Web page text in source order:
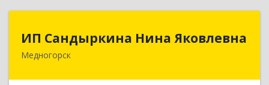
ИП Сандыркина Нина Яковлевна
Медногорск462270, Оренбургская обл, Медногорск г,